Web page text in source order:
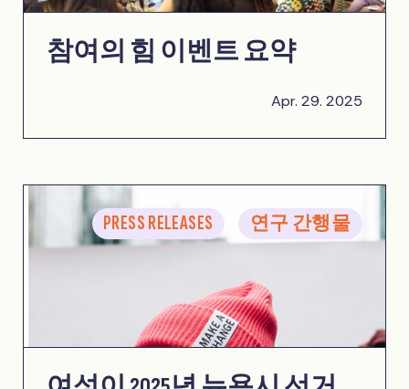
참여의 힘 이벤트 요약
Apr. 29. 2025
PRESS RELEASES 연구 간행물